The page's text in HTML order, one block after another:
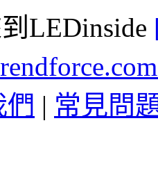
LEDinside
| 常見問